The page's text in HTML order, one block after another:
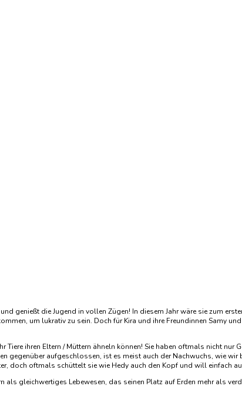
genießt die Jugend in vollen Zügen! In diesem Jahr wäre sie zum
um lukrativ zu sein. Doch für Kira und ihre Freundinnen Samy
ihren Eltern / Müttern ähneln können! Sie haben oftmals nicht nur
gegenüber aufgeschlossen, ist es meist auch der Nachwuchs, wie wir
doch oftmals schüttelt sie wie Hedy auch den Kopf und will einfach
gleichwertiges Lebewesen, das seinen Platz auf Erden mehr als